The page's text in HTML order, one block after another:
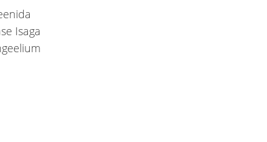
Isaga